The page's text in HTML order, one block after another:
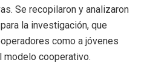
Se recopilaron y analizaron
la investigación, que
como a jóvenes
cooperativo.